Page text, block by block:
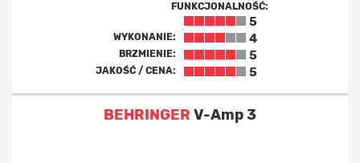
FUNKCJONALNOŚĆ:
5
WYKONANIE: 4
BRZMIENIE: 5
JAKOŚĆ / CENA: 5
BEHRINGER V-Amp 3